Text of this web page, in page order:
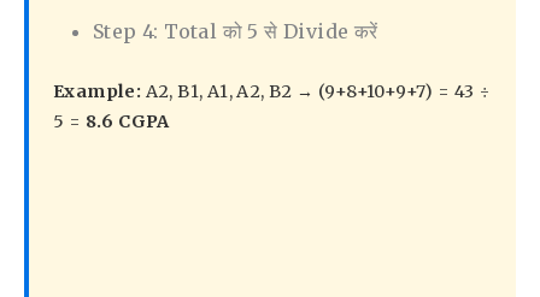
Step 4: Total को 5 से Divide करें
Example: A2, B1, A1, A2, B2 → (9+8+10+9+7) = 43 ÷
5 = 8.6 CGPA